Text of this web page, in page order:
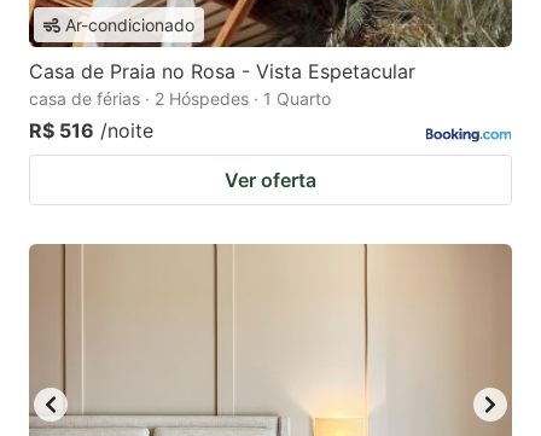
Ar-condicionado
Casa de Praia no Rosa - Vista Espetacular
casa de férias · 2 Hóspedes · 1 Quarto
R$ 516 /noite
Ver oferta